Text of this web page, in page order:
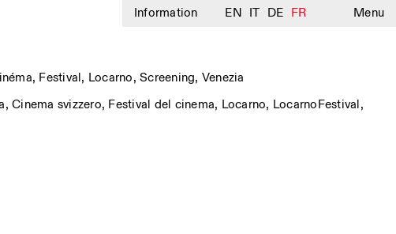
Information EN IT DE FR Menu
, Festival, Locarno, Screening, Venezia
, Cinema svizzero, Festival del cinema, Locarno, LocarnoFestival,